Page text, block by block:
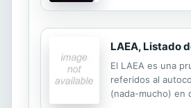
LAEA, Listado
El LAEA es una
referidos al
(nada-mucho) en